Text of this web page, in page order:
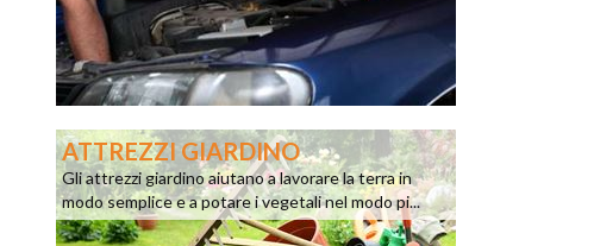
ATTREZZI GIARDINO
Gli attrezzi giardino aiutano a lavorare la terra in
modo semplice e a potare i vegetali nel modo pi...